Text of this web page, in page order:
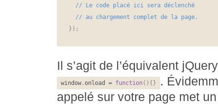
} ) ;
Il s’agit de l’équivalent
window .onload = function ( ) { }
.
appelé sur votre page met